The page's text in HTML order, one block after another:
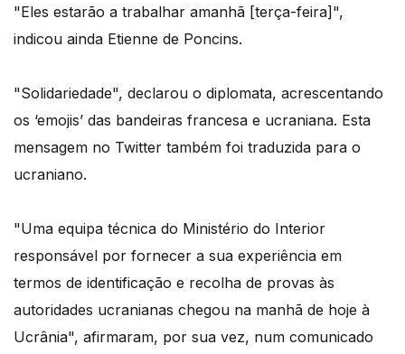
"Eles estarão a trabalhar amanhã [terça-feira]",
indicou ainda Etienne de Poncins.
"Solidariedade", declarou o diplomata, acrescentando
os ‘emojis’ das bandeiras francesa e ucraniana. Esta
mensagem no Twitter também foi traduzida para o
ucraniano.
"Uma equipa técnica do Ministério do Interior
responsável por fornecer a sua experiência em
termos de identificação e recolha de provas às
autoridades ucranianas chegou na manhã de hoje à
Ucrânia", afirmaram, por sua vez, num comunicado